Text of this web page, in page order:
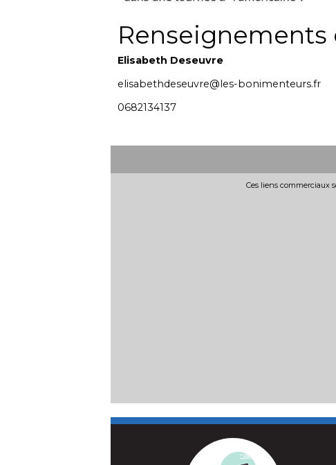
Renseignements
Elisabeth Deseuvre
elisabethdeseuvre@les-bonimenteurs.fr
0682134137
Ces liens commerciaux